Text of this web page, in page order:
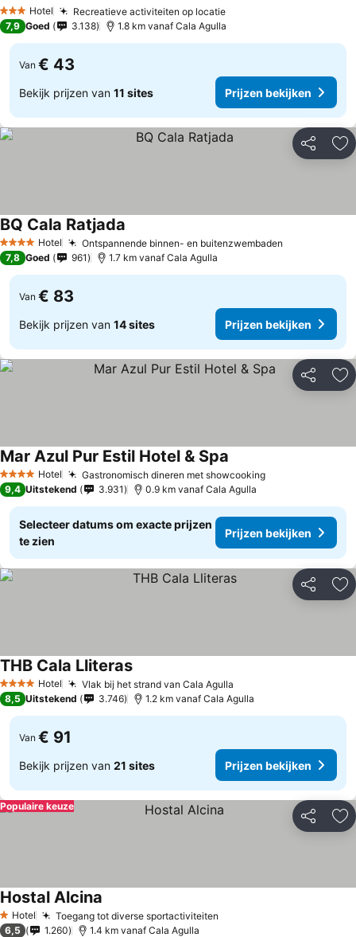
3 SterrenHotel Recreatieve activiteiten op locatie
7,9 Goed 3.138 1.8 km vanaf Cala Agulla
Van € 43
Bekijk prijzen van 11 sites Prijzen bekijken
Delen
4 SterrenHotel Ontspannende binnen- en buitenzwembaden
BQ Cala Ratjada
7,8 Goed 961 1.7 km vanaf Cala Agulla
Van € 83
Bekijk prijzen van 14 sites Prijzen bekijken
Delen
4 SterrenHotel Gastronomisch dineren met showcooking
Mar Azul Pur Estil Hotel & Spa
9,4 Uitstekend 3.931 0.9 km vanaf Cala Agulla
Selecteer datums om exacte prijzen
te zien
Prijzen bekijken
Delen
4 SterrenHotel Vlak bij het strand van Cala Agulla
THB Cala Lliteras
8,5 Uitstekend 3.746 1.2 km vanaf Cala Agulla
Van € 91
Bekijk prijzen van 21 sites Prijzen bekijken
Delen
Populaire keuze
1 Sterren
Hotel Toegang tot diverse sportactiviteiten
Hostal Alcina
6,5 1.260 1.4 km vanaf Cala Agulla